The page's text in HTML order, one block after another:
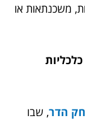
משכנתאות או
הדר, שבו